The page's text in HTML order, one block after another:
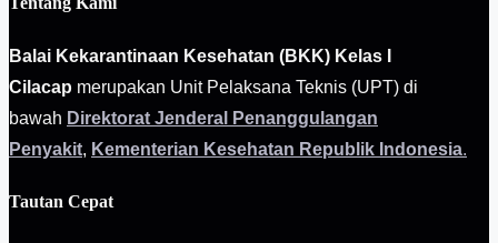
Balai Kekarantinaan Kesehatan (BKK) Kelas I
Cilacap merupakan Unit Pelaksana Teknis (UPT) di
bawah Direktorat Jenderal Penanggulangan
Penyakit, Kementerian Kesehatan Republik Indonesia.
Tautan Cepat